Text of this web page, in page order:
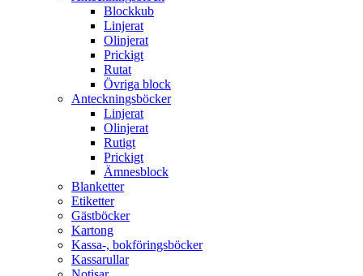
Blockkub
Linjerat
Olinjerat
Prickigt
Rutat
Övriga block
Anteckningsböcker
Linjerat
Olinjerat
Rutigt
Prickigt
Ämnesblock
Blanketter
Etiketter
Gästböcker
Kartong
Kassa-, bokföringsböcker
Kassarullar